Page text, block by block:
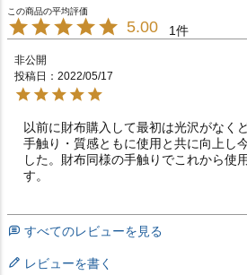
5.00 1
非公開
投稿日
2022/05/17
以前に財布購入して最初は光沢がなく
手触り・質感ともに使用と共に向上し
した。財布同様の手触りでこれから使
す。
すべてのレビューを見る
レビューを書く